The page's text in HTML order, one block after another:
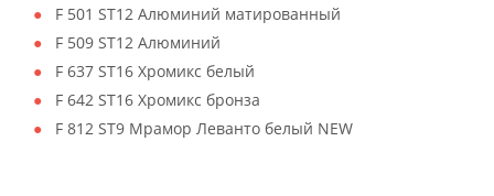
F 501 ST12 Алюминий матированный
F 509 ST12 Алюминий
F 637 ST16 Хромикс белый
F 642 ST16 Хромикс бронза
F 812 ST9 Мрамор Леванто белый NEW